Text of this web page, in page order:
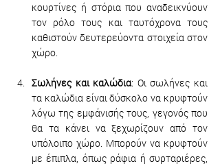
κουρτίνες ή στόρια που αναδεικνύουν
τον ρόλο τους και ταυτόχρονα τους
καθιστούν δευτερεύοντα στοιχεία στον
χώρο.
Σωλήνες και καλώδια: Οι σωλήνες και
τα καλώδια είναι δύσκολο να κρυφτούν
λόγω της εμφάνισής τους, γεγονός που
θα τα κάνει να ξεχωρίζουν από τον
υπόλοιπο χώρο. Μπορούν να κρυφτούν
με έπιπλα, όπως ράφια ή συρταριέρες,